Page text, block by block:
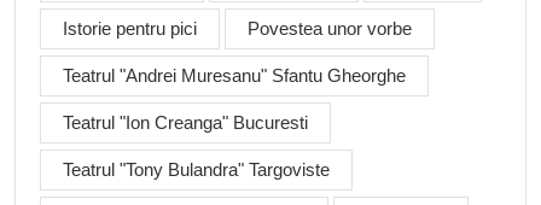
Istorie pentru pici Povestea unor vorbe
Teatrul "Andrei Muresanu" Sfantu Gheorghe
Teatrul "Ion Creanga" Bucuresti
Teatrul "Tony Bulandra" Targoviste